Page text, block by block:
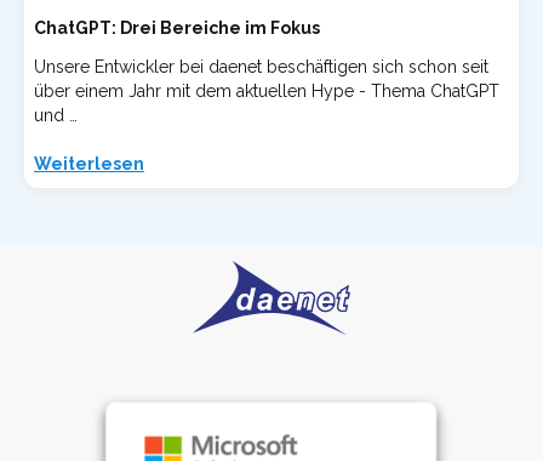
ChatGPT: Drei Bereiche im Fokus
Unsere Entwickler bei daenet beschäftigen sich schon seit
über einem Jahr mit dem aktuellen Hype - Thema ChatGPT
und …
Weiterlesen